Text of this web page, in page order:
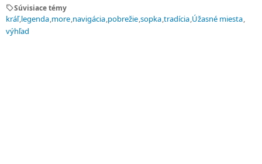
sellSúvisiace témy
kráľ legenda more navigácia pobrežie sopka tradícia Úžasné miesta
výhľad